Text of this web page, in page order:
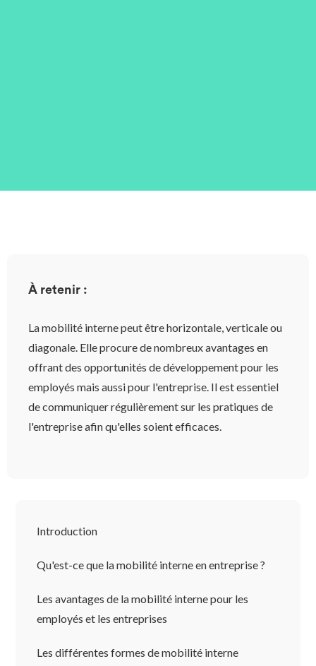
À retenir :
La mobilité interne peut être horizontale, verticale ou
diagonale. Elle procure de nombreux avantages en
offrant des opportunités de développement pour les
employés mais aussi pour l'entreprise. Il est essentiel
de communiquer régulièrement sur les pratiques de
l'entreprise afin qu'elles soient efficaces.
Introduction
Qu'est-ce que la mobilité interne en entreprise ?
Les avantages de la mobilité interne pour les
employés et les entreprises
Les différentes formes de mobilité interne